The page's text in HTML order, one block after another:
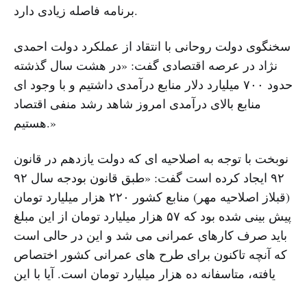
برنامه فاصله زیادی دارد.
سخنگوی دولت روحانی با انتقاد از عملکرد دولت احمدی
نژاد در عرصه اقتصادی گفت: «در هشت سال گذشته
حدود ۷۰۰ میلیارد دلار منابع درآمدی داشتیم و با وجود ای
منابع بالای درآمدی امروز شاهد رشد منفی اقتصاد
هستیم.»
نوبخت با توجه به اصلاحیه ای که دولت یازدهم در قانون
۹۲ ایجاد کرده است گفت: «طبق قانون بودجه سال ۹۲
(قبلاز اصلاحیه مهر) منابع کشور ۲۲۰ هزار میلیارد تومان
پیش بینی شده بود که ۵۷ هزار میلیارد تومان از این مبلغ
باید صرف کارهای عمرانی می شد و این در حالی است
که آنچه تاکنون برای طرح های عمرانی کشور اختصاص
یافته، متاسفانه ده هزار میلیارد تومان است. آیا با این